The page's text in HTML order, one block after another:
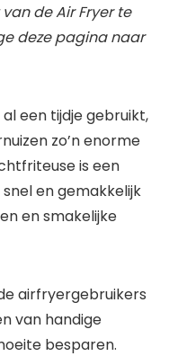
de Air Fryer te
deze pagina naar
een tijdje gebruikt,
zo’n enorme
is een
en gemakkelijk
en smakelijke
airfryergebruikers
van handige
besparen.